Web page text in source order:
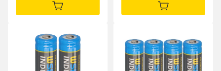
IN DEN WARENKORB IN DEN WARENKORB